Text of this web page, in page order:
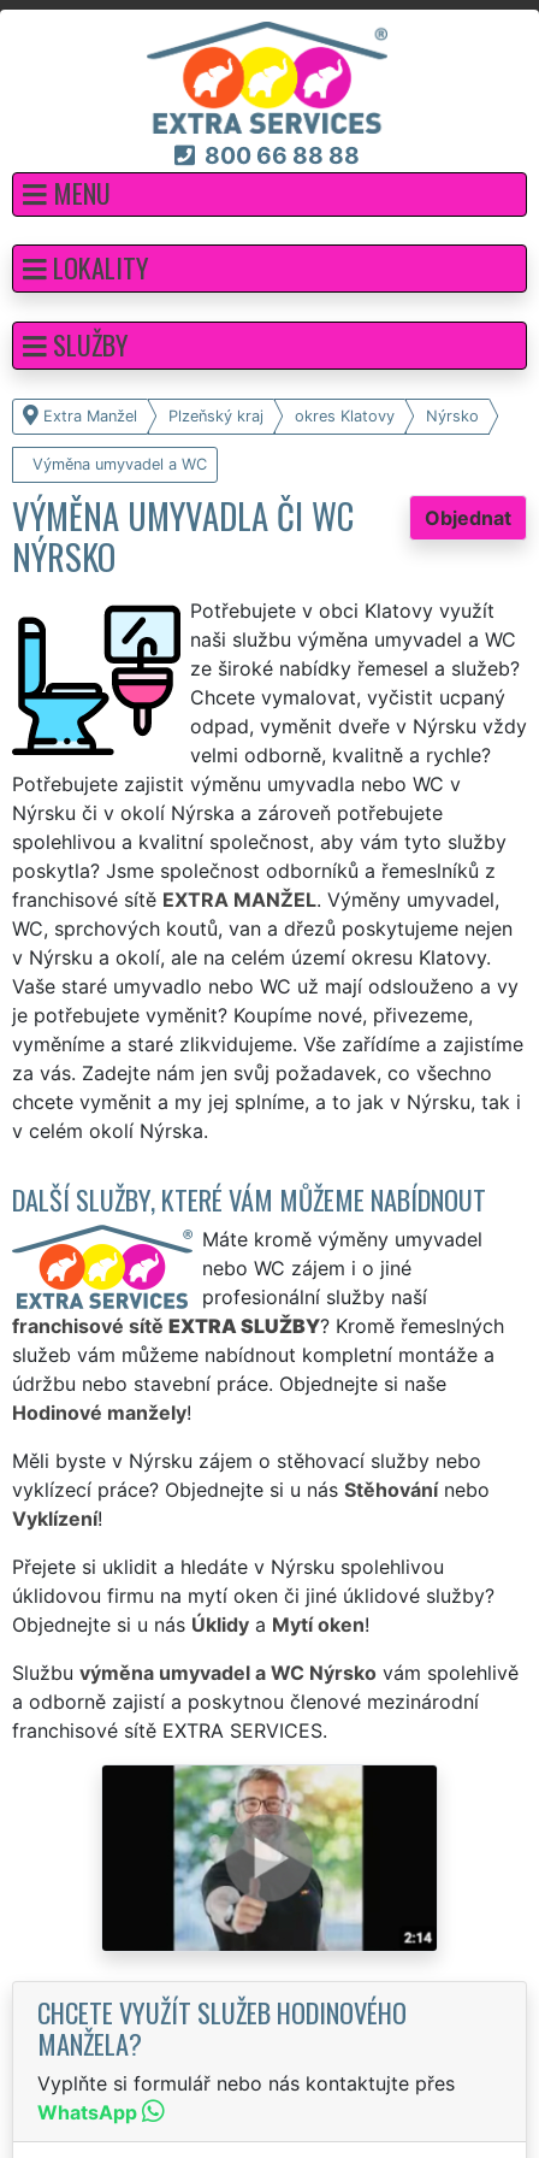
800 66 88 88
MENU
Extra Manžel Plzeňský kraj okres Klatovy Nýrsko
Výměna umyvadel a WC
Objednat
VÝMĚNA UMYVADLA ČI WC
NÝRSKO
Potřebujete v obci Klatovy využít
naši službu výměna umyvadel a WC
ze široké nabídky řemesel a služeb?
Chcete vymalovat, vyčistit ucpaný
odpad, vyměnit dveře v Nýrsku vždy
velmi odborně, kvalitně a rychle?
Potřebujete zajistit výměnu umyvadla nebo WC v
Nýrsku či v okolí Nýrska a zároveň potřebujete
spolehlivou a kvalitní společnost, aby vám tyto služby
poskytla? Jsme společnost odborníků a řemeslníků z
franchisové sítě EXTRA MANŽEL. Výměny umyvadel,
WC, sprchových koutů, van a dřezů poskytujeme nejen
v Nýrsku a okolí, ale na celém území okresu Klatovy.
Vaše staré umyvadlo nebo WC už mají odslouženo a vy
je potřebujete vyměnit? Koupíme nové, přivezeme,
vyměníme a staré zlikvidujeme. Vše zařídíme a zajistíme
za vás. Zadejte nám jen svůj požadavek, co všechno
chcete vyměnit a my jej splníme, a to jak v Nýrsku, tak i
v celém okolí Nýrska.
DALŠÍ SLUŽBY, KTERÉ VÁM MŮŽEME NABÍDNOUT
Máte kromě výměny umyvadel
nebo WC zájem i o jiné
profesionální služby naší
franchisové sítě EXTRA SLUŽBY? Kromě řemeslných
služeb vám můžeme nabídnout kompletní montáže a
údržbu nebo stavební práce. Objednejte si naše
Hodinové manžely!
Měli byste v Nýrsku zájem o stěhovací služby nebo
vyklízecí práce? Objednejte si u nás Stěhovánínebo
Vyklízení!
Přejete si uklidit a hledáte v Nýrsku spolehlivou
úklidovou firmu na mytí oken či jiné úklidové služby?
Objednejte si u nás Úklidy a Mytí oken!
Službu výměna umyvadel a WC Nýrsko vám spolehlivě
a odborně zajistí a poskytnou členové mezinárodní
franchisové sítě EXTRA SERVICES.
CHCETE VYUŽÍT SLUŽEB HODINOVÉHO
MANŽELA?
Vyplňte si formulář nebo nás kontaktujte přes
WhatsApp
LOKALITY
SLUŽBY